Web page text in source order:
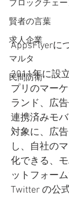
ブロックチェー
賢者の言葉
求人企業
マルタ
民間防衛
AppsFlyerに
2011年に設
プリのマー
ランド、広
連携済みモ
対象に、広
し、自社の
化できる、
ットフォー
Twitter の公